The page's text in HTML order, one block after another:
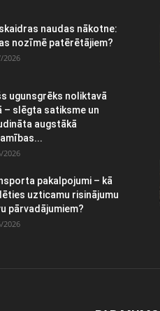
naudas nākotne:
nozīmē patērētājiem?
2026
ugunsgrēks noliktavā
– slēgta satiksme un
augstākā
2026
pakalpojumi – kā
uzticamu risinājumu
pārvadājumiem?
2026